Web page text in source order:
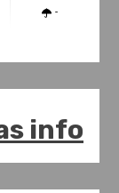
-
info